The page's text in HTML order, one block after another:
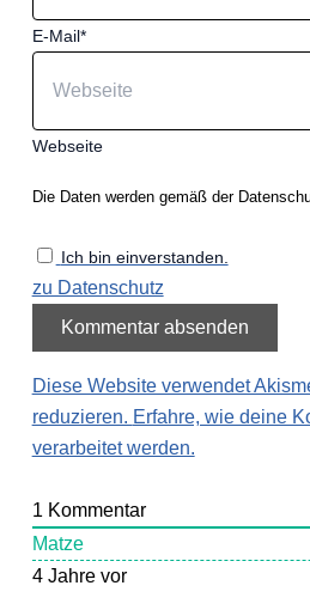
E-Mail*
Webseite
Die Daten werden gemäß der
Ich bin einverstanden.
zu Datenschutz
Diese Website verwendet
reduzieren. Erfahre, wie deine
verarbeitet werden.
1 Kommentar
Matze
4 Jahre vor